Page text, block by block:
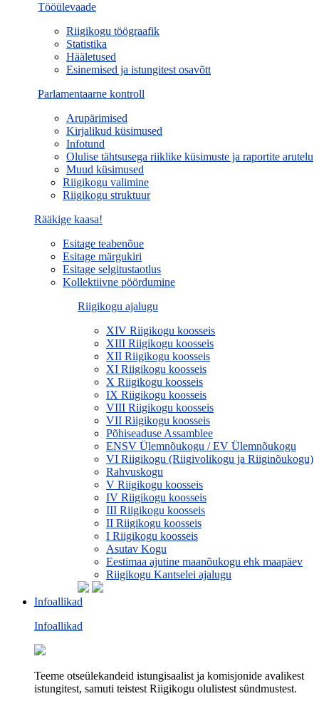
Tööülevaade
Riigikogu töögraafik
Statistika
Hääletused
Esinemised ja istungitest osavõtt
Parlamentaarne kontroll
Arupärimised
Kirjalikud küsimused
Infotund
Olulise tähtsusega riiklike küsimuste ja raportite arutelu
Muud küsimused
Riigikogu valimine
Riigikogu struktuur
Rääkige kaasa!
Esitage teabenõue
Esitage märgukiri
Esitage selgitustaotlus
Kollektiivne pöördumine
Riigikogu ajalugu
XIV Riigikogu koosseis
XIII Riigikogu koosseis
XII Riigikogu koosseis
XI Riigikogu koosseis
X Riigikogu koosseis
IX Riigikogu koosseis
VIII Riigikogu koosseis
VII Riigikogu koosseis
Põhiseaduse Assamblee
ENSV Ülemnõukogu / EV Ülemnõukogu
VI Riigikogu (Riigivolikogu ja Riiginõukogu)
Rahvuskogu
V Riigikogu koosseis
IV Riigikogu koosseis
III Riigikogu koosseis
II Riigikogu koosseis
I Riigikogu koosseis
Asutav Kogu
Eestimaa ajutine maanõukogu ehk maapäev
Riigikogu Kantselei ajalugu
Infoallikad
Infoallikad
Teeme otseülekandeid istungisaalist ja komisjonide avalikest
istungitest, samuti teistest Riigikogu olulistest sündmustest.